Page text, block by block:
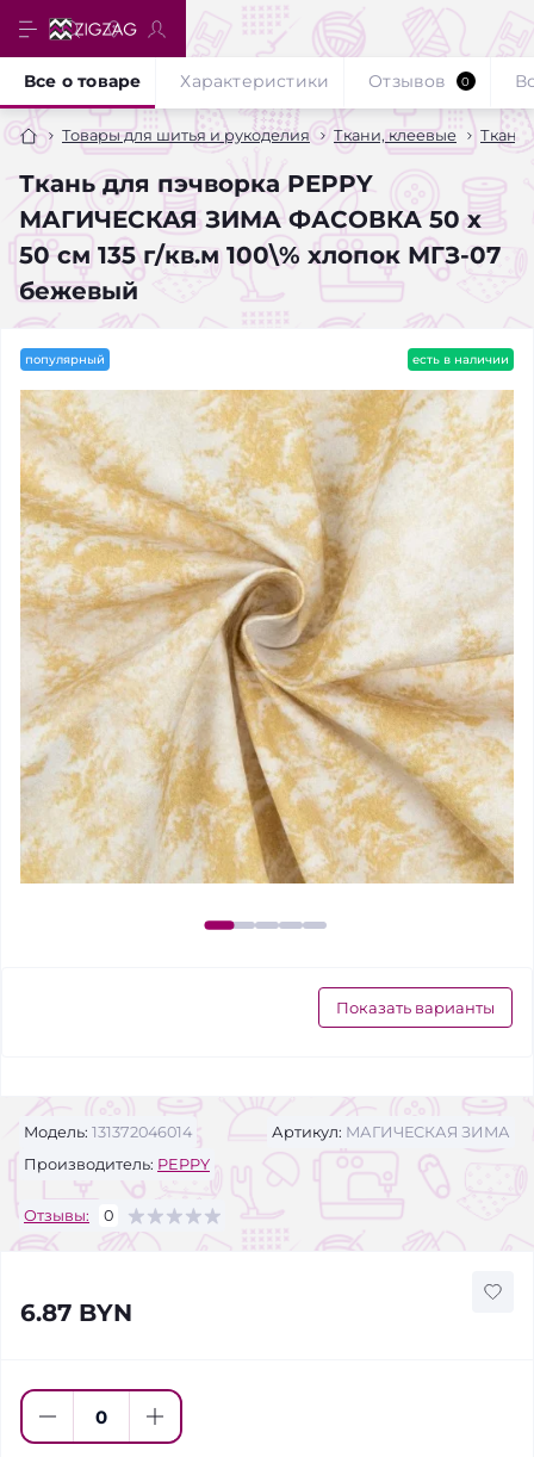
Товары для шитья и рукоделия Ткани, клеевые Ткани
Ткань для пэчворка PEPPY
МАГИЧЕСКАЯ ЗИМА ФАСОВКА 50 х
50 см 135 г/кв.м 100\% хлопок МГЗ-07
бежевый
Все о товаре Характеристики Отзывов 0
популярный есть в наличии
Показать варианты
Модель: 131372046014 Артикул: МАГИЧЕСКАЯ ЗИМА
Производитель: PEPPY
Отзывы: 0
6.87 BYN